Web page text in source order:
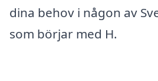
dina behov i någon av
som börjar med H.